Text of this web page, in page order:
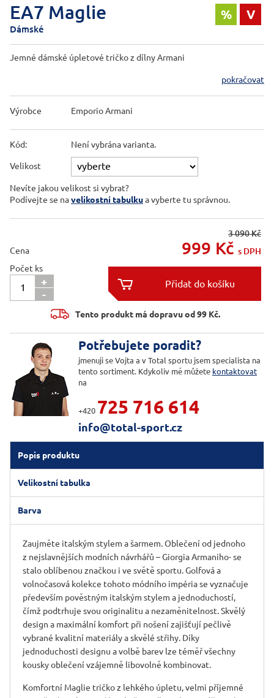
EA7 Maglie % V
Dámské
Jemné dámské úpletové tričko z dílny Armani
pokračovat
Výrobce Emporio Armani
Kód: Není vybrána varianta.
Velikost
Nevíte jakou velikost si vybrat?
Podívejte se navelikostní tabulkua vyberte tu správnou.
Cena
3 090 Kč
999 Kč s DPH
Počet ks
+
-


Tento produkt má dopravu od 99 Kč.
Potřebujete poradit?
jmenuji se Vojta a v Total sportu jsem specialista na
tento sortiment. Kdykoliv mě můžete kontaktovat
na
+420 725 716 614
info@total-sport.cz
Popis produktu
Velikostní tabulka
Barva
Zaujměte italským stylem a šarmem. Oblečení od jednoho
z nejslavnějších modních návrhářů – Giorgia Armaniho- se
stalo oblíbenou značkou i ve světě sportu. Golfová a
volnočasová kolekce tohoto módního impéria se vyznačuje
především pověstným italským stylem a jednoduchostí,
čímž podtrhuje svou originalitu a nezaměnitelnost. Skvělý
design a maximální komfort při nošení zajišťují pečlivě
vybrané kvalitní materiály a skvělé střihy. Díky
jednoduchosti designu a volbě barev lze téměř všechny
kousky oblečení vzájemně libovolně kombinovat.
Komfortní Maglie tričko z lehkého úpletu, velmi příjemné